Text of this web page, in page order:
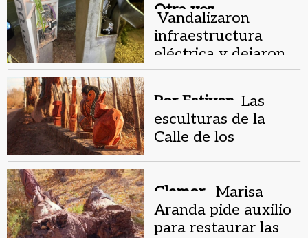
Otra vez...
Vandalizaron
infraestructura
eléctrica y dejaron
sin luz un sector de
Por Estiven. Las
esculturas de la
Calle de los
restauradas
Clamor . Marisa
Aranda pide auxilio
para restaurar las